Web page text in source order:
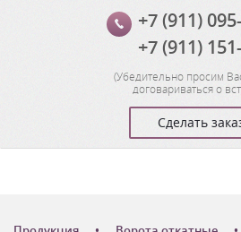
+7 (911)
+7 (911)
(Убедительно просим
договариваться о
Сделать